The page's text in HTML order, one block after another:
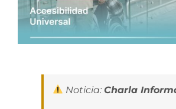
más
grande
Noticia: Charla